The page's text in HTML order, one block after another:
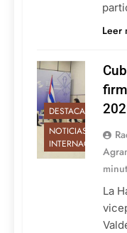
Leer
DESTACADAS
NOTICIAS
INTERNACIONALES
La